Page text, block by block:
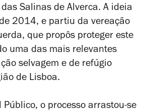
Salinas de Alverca. A ideia
2014, e partiu da vereação
que propôs proteger este
uma das mais relevantes
selvagem e de refúgio
de Lisboa.
Público, o processo arrastou-se